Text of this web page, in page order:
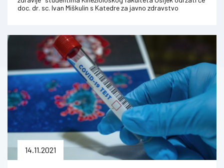
doc. dr. sc. Ivan Miškulin s Katedre za javno zdravstvo
14.11.2021